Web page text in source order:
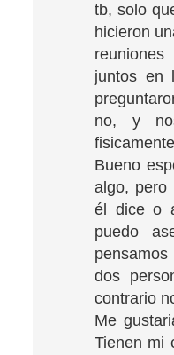
tb, solo
hicieron
juntos en
no, y
Bueno
algo, pero
él dice o
puedo
dos
contrario
Me
Tienen mi